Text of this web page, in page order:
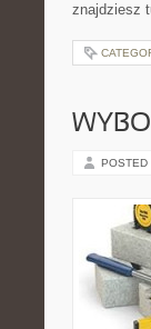
znajdziesz
POSTED